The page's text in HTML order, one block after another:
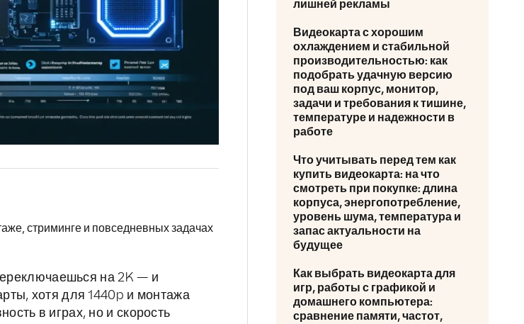
стриминге и повседневных задачах
на 2K — и
хотя для 1440p и монтажа
в играх, но и скорость
лишней рекламы
Видеокарта с хорошим
охлаждением и стабильной
производительностью: как
подобрать удачную версию
под ваш корпус, монитор,
задачи и требования к тишине,
температуре и надежности в
работе
Что учитывать перед тем как
купить видеокарта: на что
смотреть при покупке: длина
корпуса, энергопотребление,
уровень шума, температура и
запас актуальности на
будущее
Как выбрать видеокарта для
игр, работы с графикой и
домашнего компьютера:
сравнение памяти, частот,